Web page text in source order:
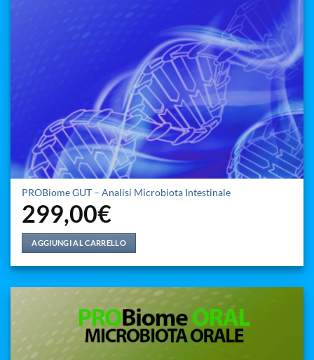
PROBiome GUT – Analisi Microbiota Intestinale
299,00€
AGGIUNGI AL CARRELLO